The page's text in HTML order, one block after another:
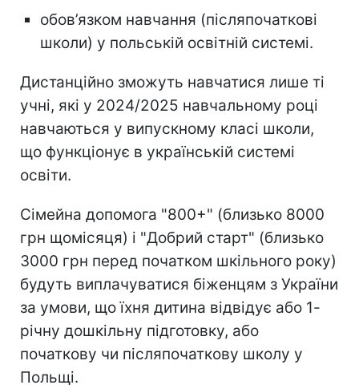
обов’язком навчання (післяпочаткові
школи) у польській освітній системі.
Дистанційно зможуть навчатися лише ті
учні, які у 2024/2025 навчальному році
навчаються у випускному класі школи,
що функціонує в українській системі
освіти.
Сімейна допомога "800+" (близько 8000
грн щомісяця) і "Добрий старт" (близько
3000 грн перед початком шкільного року)
будуть виплачуватися біженцям з України
за умови, що їхня дитина відвідує або 1-
річну дошкільну підготовку, або
початкову чи післяпочаткову школу у
Польщі.